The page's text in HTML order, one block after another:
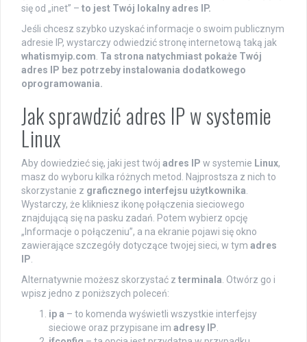
się od „inet” – to jest Twój lokalny adres IP.
Jeśli chcesz szybko uzyskać informacje o swoim publicznym
adresie IP, wystarczy odwiedzić stronę internetową taką jak
whatismyip.com Ta strona natychmiast pokaże Twój
adres IP bez potrzeby instalowania dodatkowego
oprogramowania.
Jak sprawdzić adres IP w systemie
Linux
Aby dowiedzieć się, jaki jest twój adres IP w systemie Linux,
masz do wyboru kilka różnych metod. Najprostsza z nich to
skorzystanie z graficznego interfejsu użytkownika
Wystarczy, że klikniesz ikonę połączenia sieciowego
znajdującą się na pasku zadań. Potem wybierz opcję
„Informacje o połączeniu”, a na ekranie pojawi się okno
zawierające szczegóły dotyczące twojej sieci, w tym adres
IP
Alternatywnie możesz skorzystać z terminala . Otwórz go i
wpisz jedno z poniższych poleceń:
ip a – to komenda wyświetli wszystkie interfejsy
sieciowe oraz przypisane im adresy IP